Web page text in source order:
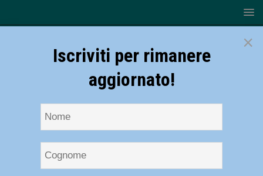
×
Iscriviti per rimanere
aggiornato!